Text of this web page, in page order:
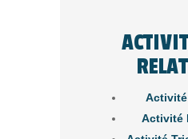
Activité